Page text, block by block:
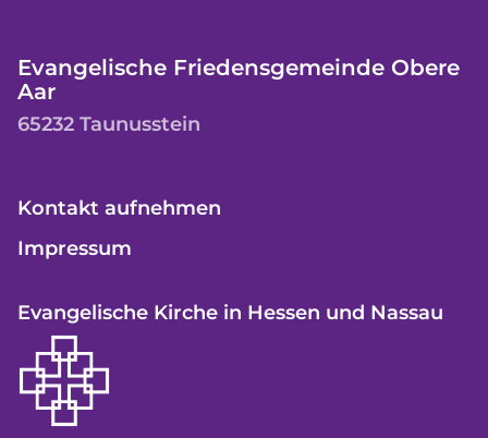
Evangelische Friedensgemeinde Obere
Aar
65232 Taunusstein
Kontakt aufnehmen
Impressum
Evangelische Kirche in Hessen und Nassau